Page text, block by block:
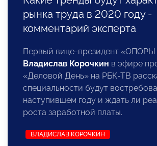
рынка труда в 2020 году -
комментарий эксперта
Первый вице-президент
Владислав Корочкин в эфире
«Деловой День» на РБК-ТВ
специальности будут
наступившем году и ждать ли
роста заработной платы.
ВЛАДИСЛАВ КОРОЧКИН